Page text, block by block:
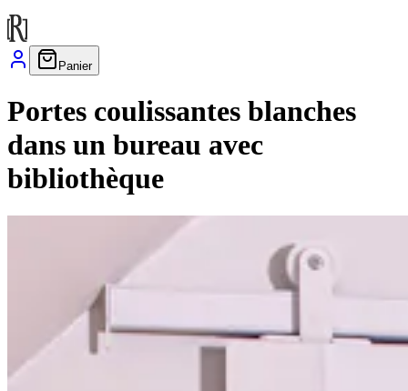
Panier
Portes coulissantes blanches
dans un bureau avec
bibliothèque